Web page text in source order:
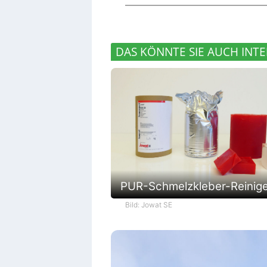
DAS KÖNNTE SIE AUCH
PUR-Schmelzkleber-
Bild: Jowat SE